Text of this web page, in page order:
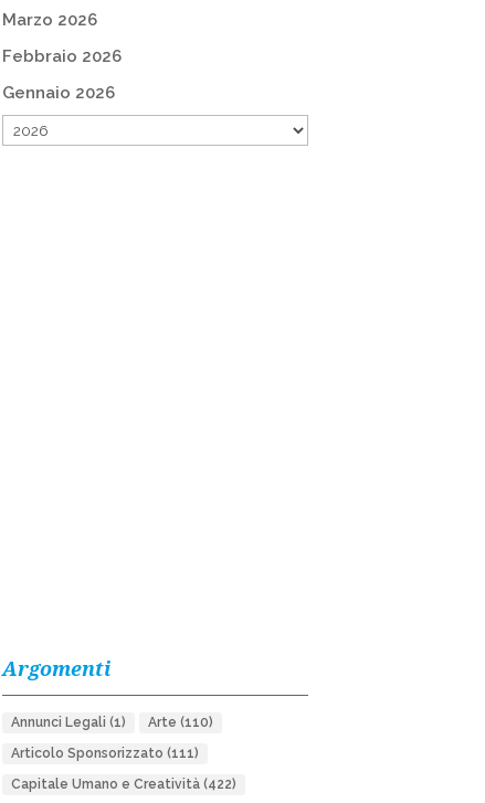
Marzo 2026
Febbraio 2026
Gennaio 2026
Argomenti
Annunci Legali (1) Arte (110)
Articolo Sponsorizzato (111)
Capitale Umano e Creatività(422)